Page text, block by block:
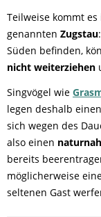
Teilweise kommt
genannten Zugstau
Süden befinden,
nicht weiterziehen
Singvögel wie
legen deshalb
sich wegen des
also einen
bereits
möglicherweise
seltenen Gast